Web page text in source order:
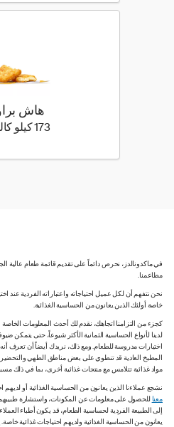
هاش
173 كيلو كالوري
في ماكدونالدز، نحرص دائماً على تقديم قائمة طعام عالية
مطاعمنا.
نحن نتفهم أن لكل عميل احتياجاته واعتباراته الفردية عند
خاصة أولئك الذين يعانون من الحساسية الغذائية.
كجزء من التزامنا اتجاهك، نقدم لك أحدث المعلومات الخاصة
لدينا لأنواع الحساسية الثمانية الأكثر شيوعاً، حتى يتمكن
اختيارات مدروسة للطعام. ومع ذلك، نريدك أيضاً أن تعرف
المطبخ العادية قد تنطوي على بعض مناطق الطهي والتحضير
مواد غذائية تتلامس مع منتجات غذائية أخرى، بما في ذلك
نشجع عملاءنا الذين يعانون من الحساسية الغذائية أو لديهم
معنا للحصول على معلومات عن المكونات، واستشارة طبيبهم
إلى الطبيعة الفردية لحساسية الطعام، قد يكون أطباء
يعانون من الحساسية الغذائية ولديهم احتياجات غذائية